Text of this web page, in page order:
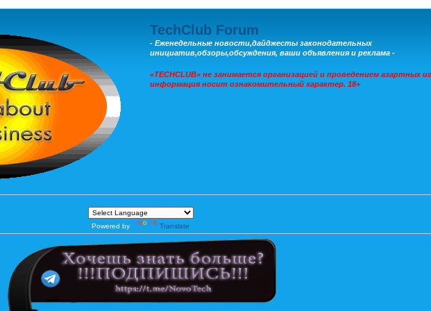
TechClub Forum
- Еженедельные новости,дайджесты законодательных
инициатив,обзоры,обсуждения, ваши объявления и реклама -
«TECHCLUB» не занимается организацией и проведением азартных
информация носит ознакомительный характер. 18+
Powered by Translate